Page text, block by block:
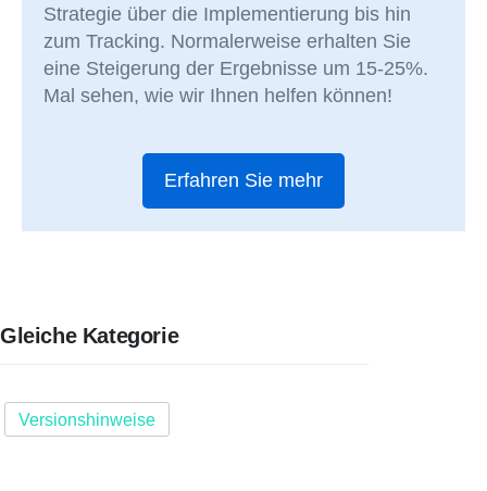
Strategie über die Implementierung bis hin
zum Tracking. Normalerweise erhalten Sie
eine Steigerung der Ergebnisse um 15-25%.
Mal sehen, wie wir Ihnen helfen können!
Erfahren Sie mehr
Gleiche Kategorie
Versionshinweise